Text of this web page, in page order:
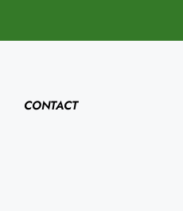
CONTACT